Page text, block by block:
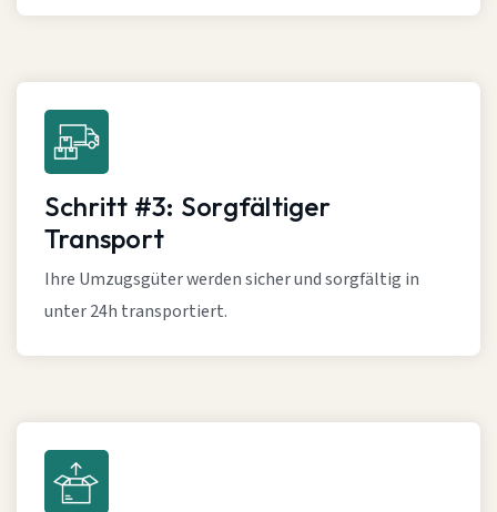
Schritt #3: Sorgfältiger
Transport
Ihre Umzugsgüter werden sicher und sorgfältig in
unter 24h transportiert.